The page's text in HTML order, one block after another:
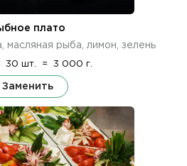
плато
рыба, лимон, зелень
30 шт. = 3 000 г.
Заменить